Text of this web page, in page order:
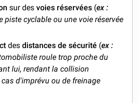
sur des voies réservées (ex :
piste cyclable ou une voie réservée
desdistances de sécurité (ex :
roule trop proche du
lui, rendant la collision
d'imprévu ou de freinage